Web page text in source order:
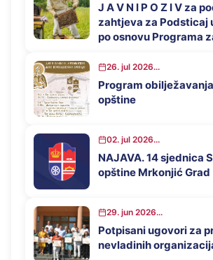
J A V N I P O Z I V za podnošenje
zahtjeva za Podsticaj
po osnovu Programa za podsticaj
Mrkonjić Grad u 2026.
26. jul 2026...
Program
opštine
02. jul 2026...
NAJAVA. 14 sjednica
opštine Mrkonjić Grad
29. jun 2026...
Potpisani ugovori za
nevladinih